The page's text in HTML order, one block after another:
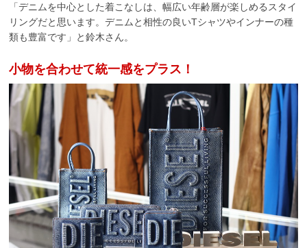
「デニムを中心とした着こなしは、幅広い年齢層が楽しめるスタイ
リングだと思います。デニムと相性の良いTシャツやインナーの種
類も豊富です」と鈴木さん。
小物を合わせて統一感をプラス！